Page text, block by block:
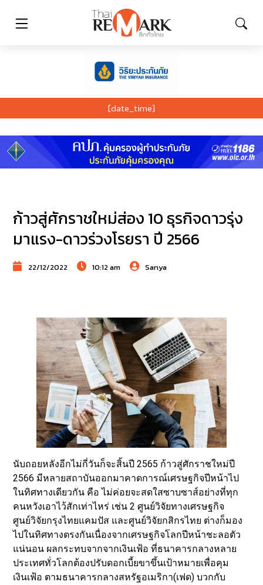
[date_time]
ก้าวสู่ศักราชใหม่ส่อง 10 ธุรกิจดาวรุ่ง
มาแรง-ดาวร่วงโรยรา ปี 2566
22/12/2022 10:12 am Sanya
นับถอยหลังอีกไม่กี่วันก็จะสิ้นปี 2565 ก้าวสู่ศักราชใหม่ปี
2566 มีหลายสถาบันออกมาคาดการณ์เศรษฐกิจปีหน้าไป
ในทิศทางเดียวกัน คือ ไม่ค่อยจะสดใสซาบซาส์อย่างที่ทุก
คนหวังเอาไว้สักเท่าไหร่ เช่น 2 ศูนย์วิจัยทางเศรษฐกิจ
ศูนย์วิจัยกรุงไทยแคมปัส และศูนย์วิจัยกสิกรไทย ต่างก็มอง
ไปในทิศทางตรงกันเนื่องจากเศรษฐกิจโลกปีหน้าชะลอตัว
แน่นอน ผลกระทบจากจากเงินเฟ้อ ที่ธนาคารกลางหลาย
ประเทศทั่วโลกต้องปรับดอกเบี้ยขาขึ้นเป้าหมายเพื่อคุม
เงินเฟ้อ ตามธนาคารกลางสหรัฐอเมริกา(เฟด) บวกกับ